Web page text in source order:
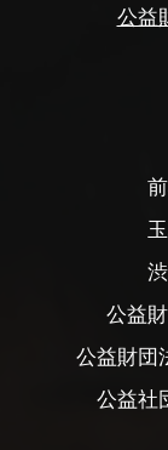
公益
公益
公益財団
公益社